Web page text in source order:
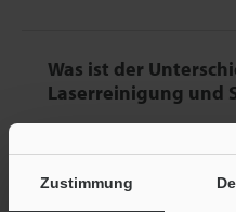
Zustimmung
Was ist der
Laserreinigung und
Laserreinigung nutzt
berührungslosen